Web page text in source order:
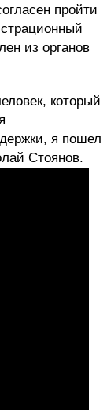
пройти
из органов
который
я пошел
Стоянов.